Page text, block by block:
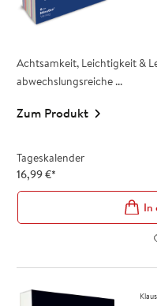
Achtsamkeit, Leichtigkeit &
abwechslungsreiche ...
Zum Produkt
Tageskalender
16,99€*
In